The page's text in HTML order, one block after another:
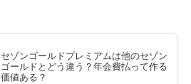
セゾンゴールドプレミアムは他のセゾン
ゴールドとどう違う？年会費払って作る
価値ある？